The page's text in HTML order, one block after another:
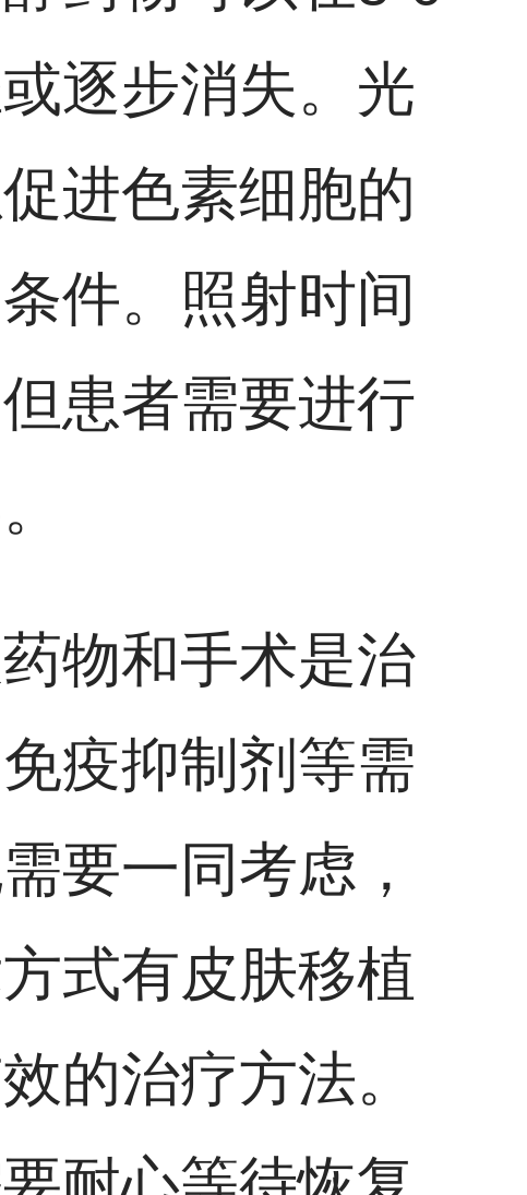
逐步消失。光
进色素细胞的
件。照射时间
患者需要进行
物和手术是治
疫抑制剂等需
要一同考虑，
式有皮肤移植
的治疗方法。